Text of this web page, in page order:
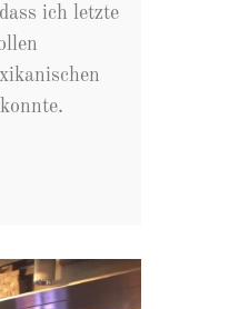
ich letzte